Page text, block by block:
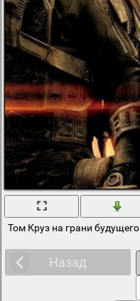
Том Круз на грани будущего
Назад